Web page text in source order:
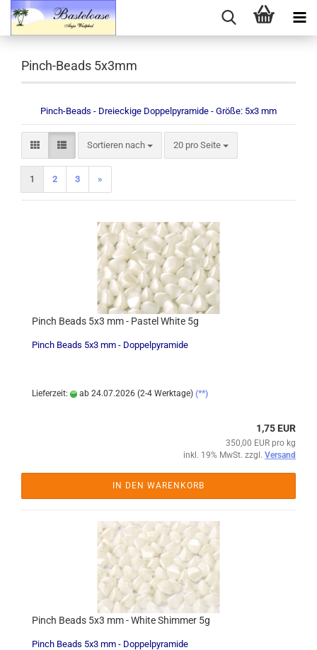
Pinch-Beads 5x3mm
Pinch-Beads - Dreieckige Doppelpyramide - Größe: 5x3 mm
Sortieren nach
Sortieren nach 20 pro Seite
pro Seite
1 2 3 »
Pinch Beads 5x3 mm - Pastel White 5g
Pinch Beads 5x3 mm - Doppelpyramide
Lieferzeit: ab 24.07.2026 (2-4 Werktage) (**)
1,75 EUR
350,00 EUR pro kg
inkl. 19% MwSt. zzgl. Versand
IN DEN WARENKORB
Pinch Beads 5x3 mm - White Shimmer 5g
Pinch Beads 5x3 mm - Doppelpyramide